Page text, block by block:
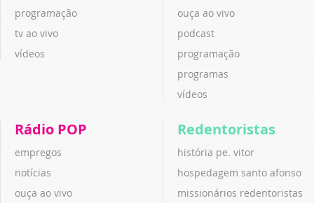
programação
tv ao vivo
vídeos
ouça ao vivo
podcast
programação
programas
vídeos
Rádio POP
empregos
notícias
ouça ao vivo
Redentoristas
história pe. vitor
hospedagem santo afonso
missionários redentoristas